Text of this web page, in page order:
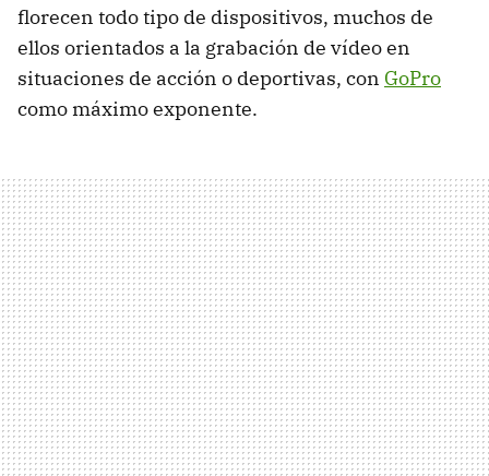
florecen todo tipo de dispositivos, muchos de
ellos orientados a la grabación de vídeo en
situaciones de acción o deportivas, con GoPro
como máximo exponente.